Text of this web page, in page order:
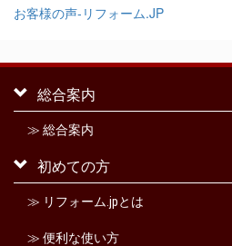
お客様の声‐リフォーム.JP
総合案内
≫ 総合案内
初めての方
≫ リフォーム.jpとは
≫ 便利な使い方